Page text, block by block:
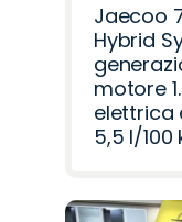
Jaecoo
Hybrid
motore
elettrica
5,5 l/100